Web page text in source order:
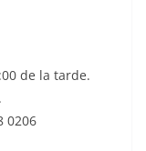
de la tarde.
0206